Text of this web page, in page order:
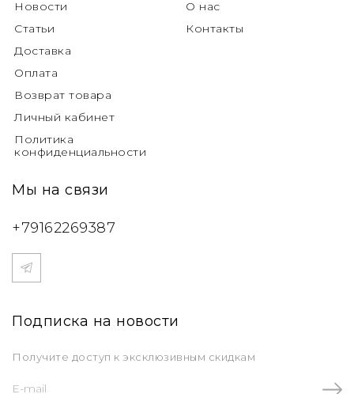
Новости
Статьи
Доставка
Оплата
Возврат товара
Личный кабинет
Политика
конфиденциальности
О нас
Контакты
Мы на связи
+79162269387
Подписка на новости
Получите доступ к эксклюзивным скидкам